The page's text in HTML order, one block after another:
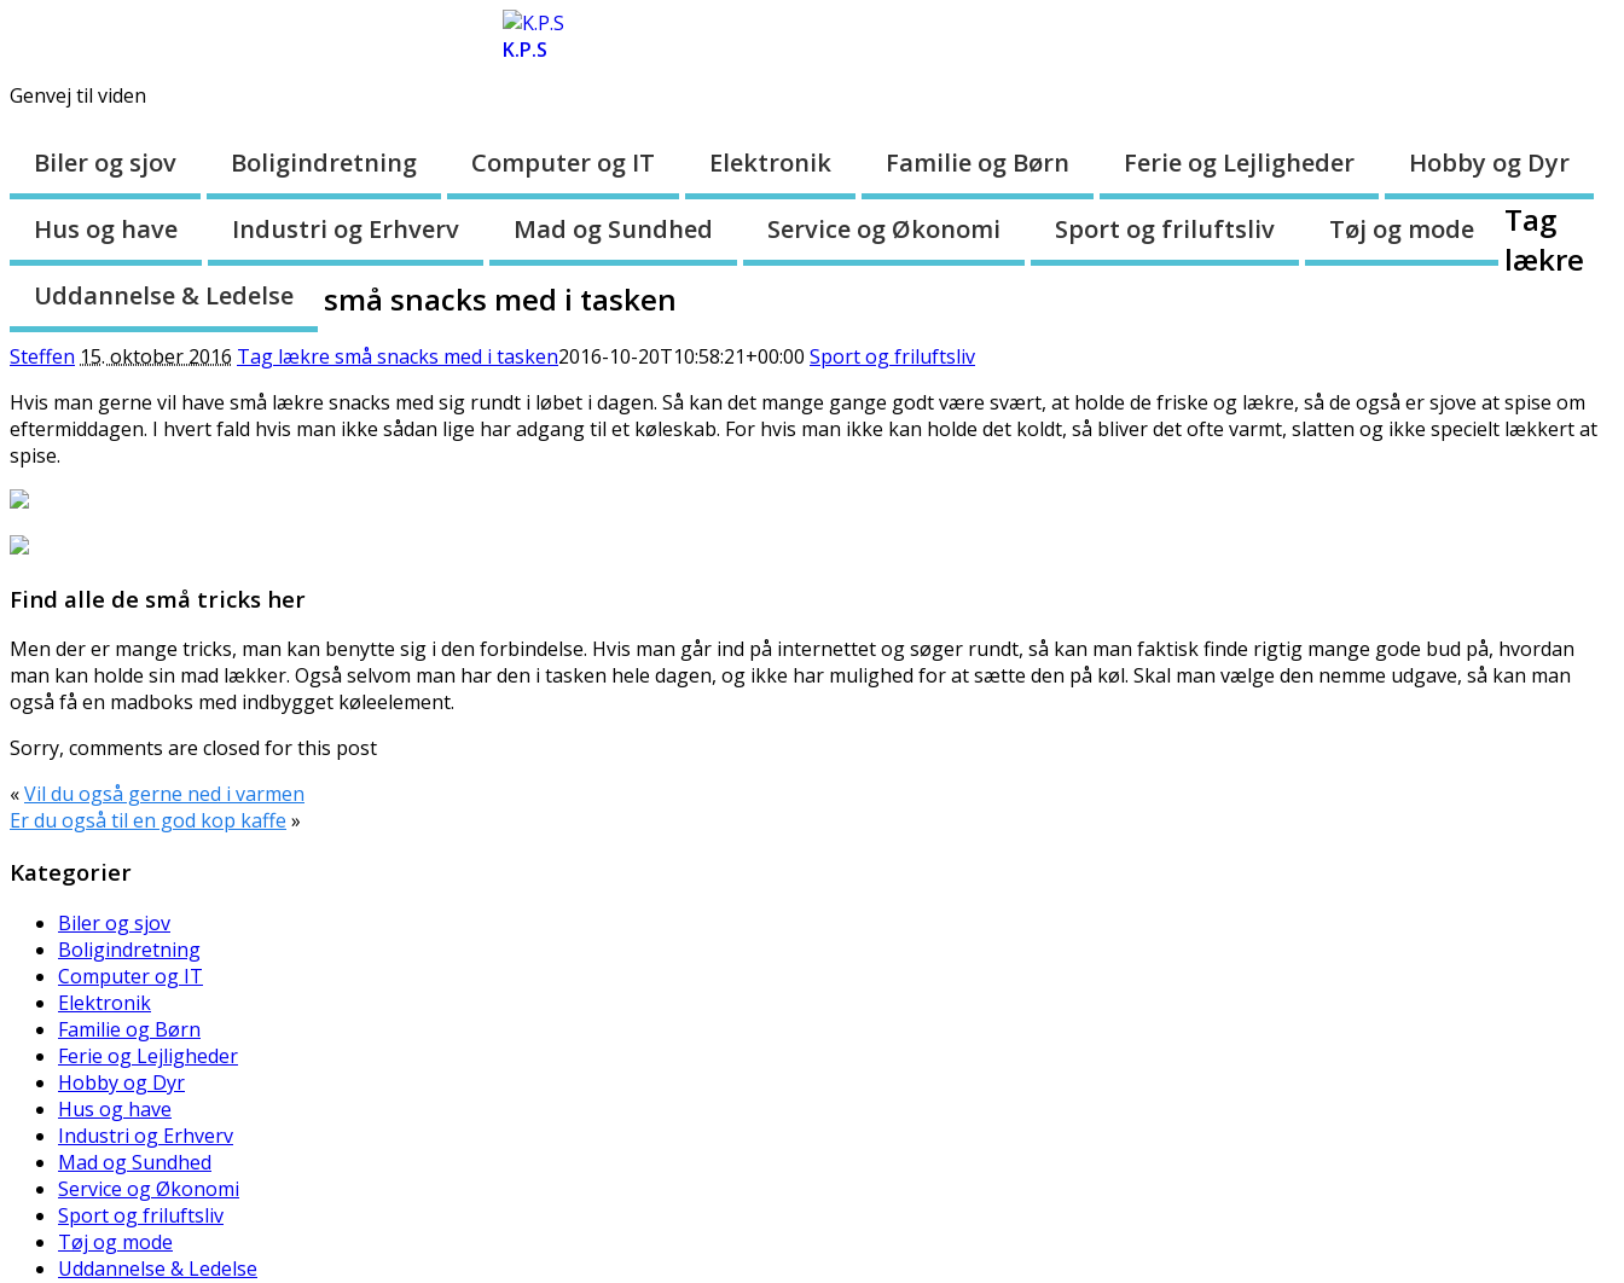
K.P.S
Genvej til viden
Biler og sjov Boligindretning Computer og IT Elektronik Familie og Børn Ferie og Lejligheder Hobby og Dyr
Hus og have Industri og Erhverv Mad og Sundhed Service og Økonomi Sport og friluftsliv Tøj og mode
Uddannelse & Ledelse
Tag
lækre
små snacks med i tasken
Steffen 15. oktober 2016 Tag lækre små snacks med i tasken2016-10-20T10:58:21+00:00 Sport og friluftsliv
Hvis man gerne vil have små lækre snacks med sig rundt i løbet i dagen. Så kan det mange gange godt være svært, at holde de friske og lækre, så de også er sjove at spise om
eftermiddagen. I hvert fald hvis man ikke sådan lige har adgang til et køleskab. For hvis man ikke kan holde det koldt, så bliver det ofte varmt, slatten og ikke specielt lækkert at
spise.
Find alle de små tricks her
Men der er mange tricks, man kan benytte sig i den forbindelse. Hvis man går ind på internettet og søger rundt, så kan man faktisk finde rigtig mange gode bud på, hvordan
man kan holde sin mad lækker. Også selvom man har den i tasken hele dagen, og ikke har mulighed for at sætte den på køl. Skal man vælge den nemme udgave, så kan man
også få en madboks med indbygget køleelement.
Sorry, comments are closed for this post
«Vil du også gerne ned i varmen
Er du også til en god kop kaffe »
Kategorier
Biler og sjov
Boligindretning
Computer og IT
Elektronik
Familie og Børn
Ferie og Lejligheder
Hobby og Dyr
Hus og have
Industri og Erhverv
Mad og Sundhed
Service og Økonomi
Sport og friluftsliv
Tøj og mode
Uddannelse & Ledelse